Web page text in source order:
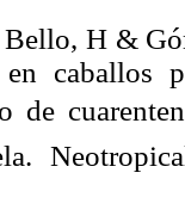
H &
en caballos
de